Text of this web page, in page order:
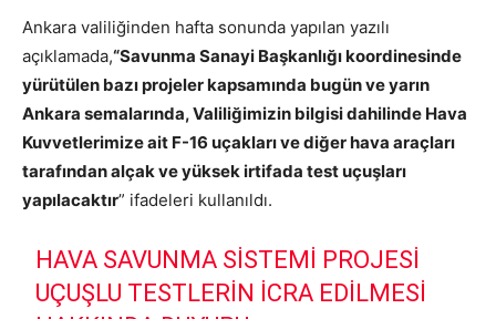
Ankara valiliğinden hafta sonunda yapılan yazılı
açıklamada,“Savunma Sanayi Başkanlığı koordinesinde
yürütülen bazı projeler kapsamında bugün ve yarın
Ankara semalarında, Valiliğimizin bilgisi dahilinde Hava
Kuvvetlerimize ait F-16 uçakları ve diğer hava araçları
tarafından alçak ve yüksek irtifada test uçuşları
yapılacaktır” ifadeleri kullanıldı.
HAVA SAVUNMA SISTEMI PROJESI
UÇUŞLU TESTLERIN İCRA EDILMESI